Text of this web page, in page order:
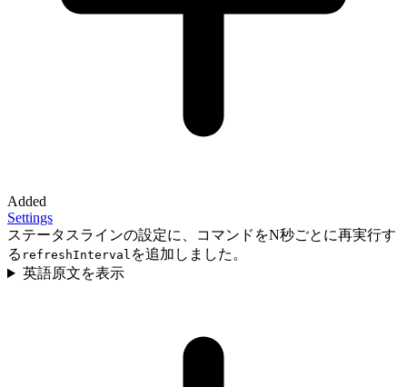
Added
Settings
ステータスラインの設定に、コマンドをN秒ごとに再実行す
る refreshInterval を追加しました。
英語原文を表示